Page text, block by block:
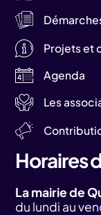
Projets et
Agenda
Les
Horaires
La mairie de
du lundi au